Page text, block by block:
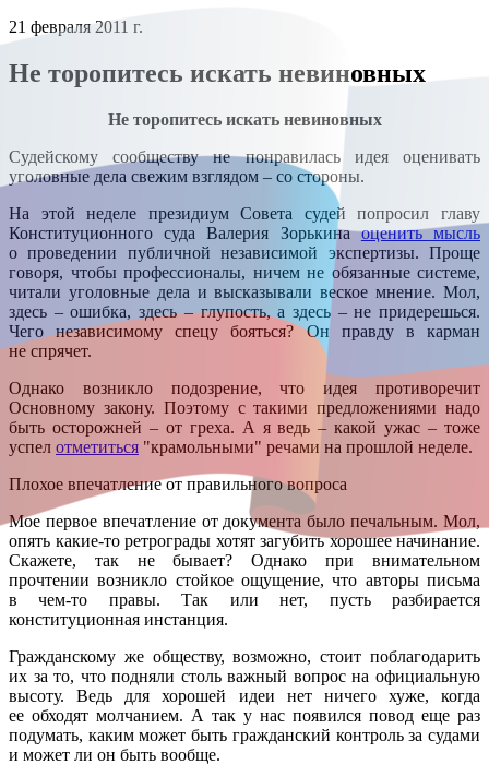
21 февраля 2011 г.
Не торопитесь искать невиновных
Не торопитесь искать невиновных
Судейскому сообществу не понравилась идея оценивать
уголовные дела свежим взглядом – со стороны.
На этой неделе президиум Совета судей попросил главу
Конституционного суда Валерия Зорькинаоценить мысль
о проведении публичной независимой экспертизы. Проще
говоря, чтобы профессионалы, ничем не обязанные системе,
читали уголовные дела и высказывали веское мнение. Мол,
здесь – ошибка, здесь – глупость, а здесь – не придерешься.
Чего независимому спецу бояться? Он правду в карман
не спрячет.
Однако возникло подозрение, что идея противоречит
Основному закону. Поэтому с такими предложениями надо
быть осторожней – от греха. А я ведь – какой ужас – тоже
успел отметиться "крамольными" речами на прошлой неделе.
Плохое впечатление от правильного вопроса
Мое первое впечатление от документа было печальным. Мол,
опять какие-то ретрограды хотят загубить хорошее начинание.
Скажете, так не бывает? Однако при внимательном
прочтении возникло стойкое ощущение, что авторы письма
в чем-то правы. Так или нет, пусть разбирается
конституционная инстанция.
Гражданскому же обществу, возможно, стоит поблагодарить
их за то, что подняли столь важный вопрос на официальную
высоту. Ведь для хорошей идеи нет ничего хуже, когда
ее обходят молчанием. А так у нас появился повод еще раз
подумать, каким может быть гражданский контроль за судами
и может ли он быть вообще.